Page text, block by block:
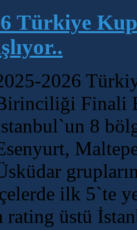
Türkiye
2026
Finali
8
ilk 5`te
rating üstü